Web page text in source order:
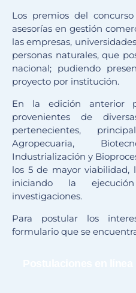
Los premios del
asesorías en gestión
las empresas,
personas naturales, que
nacional; pudiendo
proyecto por institución.
En la edición anterior
provenientes de
pertenecientes,
Agropecuaria,
Industrialización y
los 5 de mayor viabilidad,
iniciando la
investigaciones.
Para postular los
formulario que se